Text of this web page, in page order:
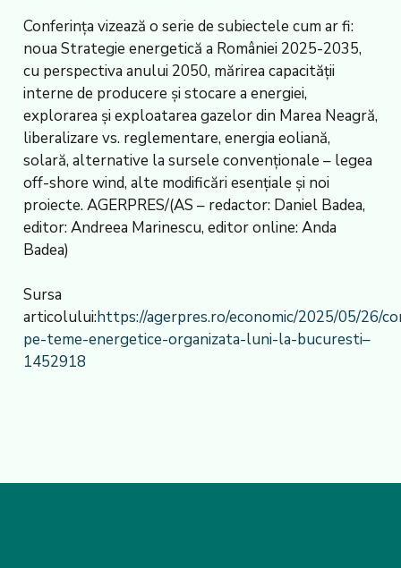
Conferința vizează o serie de subiectele cum ar fi:
noua Strategie energetică a României 2025-2035,
cu perspectiva anului 2050, mărirea capacității
interne de producere și stocare a energiei,
explorarea și exploatarea gazelor din Marea Neagră,
liberalizare vs. reglementare, energia eoliană,
solară, alternative la sursele convenționale – legea
off-shore wind, alte modificări esențiale și noi
proiecte. AGERPRES/(AS – redactor: Daniel Badea,
editor: Andreea Marinescu, editor online: Anda
Badea)
Sursa
articolului:https://agerpres.ro/economic/2025/05/26/
pe-teme-energetice-organizata-luni-la-bucuresti–
1452918